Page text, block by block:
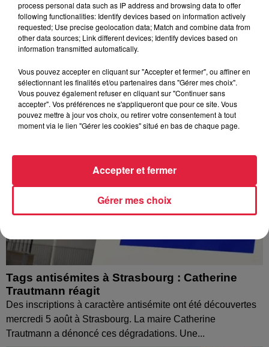
À Hoerdt, de l’eau brune sort des robinets
Depuis plusieurs jours, des habitants de Hoerdt ont vu de
l’eau brune s’écouler de leurs robinets. Face aux
Tags antisémites à Strasbourg : Catherine
Trautmann réagit
Des inscriptions à caractère antisémite ont été découvertes
mercredi 5 août à Strasbourg. La maire Catherine
Trautmann a dénoncé ces dégradations. Une...
process personal data such as IP address and browsing data to offer
following functionalities: Identify devices based on information actively
requested; Use precise geolocation data; Match and combine data from
other data sources; Link different devices; Identify devices based on
information transmitted automatically.
Vous pouvez accepter en cliquant sur "Accepter et fermer", ou affiner en
sélectionnant les finalités et/ou partenaires dans "Gérer mes choix".
Vous pouvez également refuser en cliquant sur "Continuer sans
accepter". Vos préférences ne s'appliqueront que pour ce site. Vous
pouvez mettre à jour vos choix, ou retirer votre consentement à tout
moment via le lien "Gérer les cookies" situé en bas de chaque page.
Gérer mes choix
Accepter et fermer